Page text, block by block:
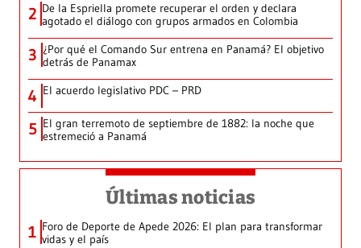
2 De la Espriella promete recuperar el orden y declara
agotado el diálogo con grupos armados en Colombia
3 ¿Por qué el Comando Sur entrena en Panamá? El objetivo
detrás de Panamax
4 El acuerdo legislativo PDC – PRD
5 El gran terremoto de septiembre de 1882: la noche que
estremeció a Panamá
Últimas noticias
1 Foro de Deporte de Apede 2026: El plan para transformar
vidas y el país